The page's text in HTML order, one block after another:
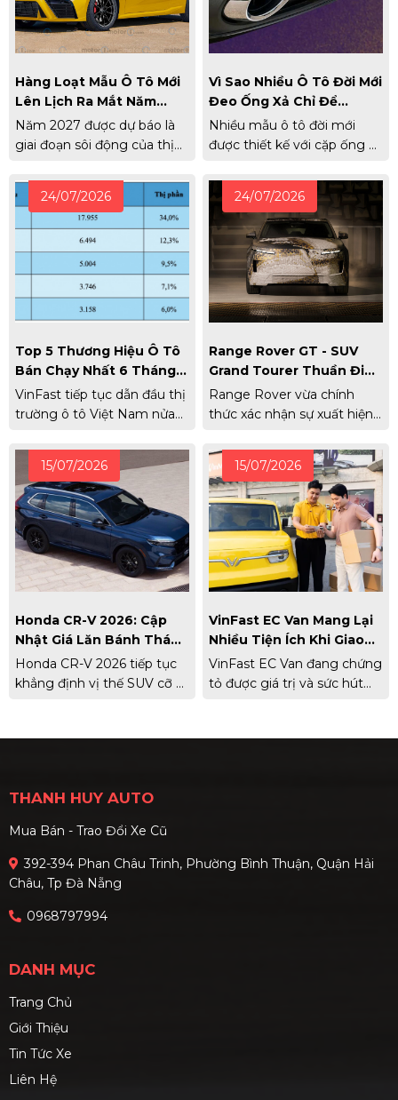
Hàng Loạt Mẫu Ô Tô Mới
Lên Lịch Ra Mắt Năm
2027
Năm 2027 được dự báo là
giai đoạn sôi động của thị
hàng loạt mẫu xe mới, từ xe
thể thao, SUV hybrid đến
bán tải điện. Nhiều cái tên
được quan tâm như Toyota
Celica hay Nissan Skyline
cũng sẽ trở lại.
Vì Sao Nhiều Ô Tô Đời Mới
Đeo Ống Xả Chỉ Để
Ngắm?
Nhiều mẫu ô tô đời mới
được thiết kế với cặp ống xả
nhưng khí thải thực tế lại
thoát ra từ ống xả giấu dưới
gầm. Vì sao nó lại được
thiết kế như vậy?
24/07/2026
Top 5 Thương Hiệu Ô Tô
Bán Chạy Nhất 6 Tháng
Đầu Năm 2026
VinFast tiếp tục dẫn đầu thị
trường ô tô Việt Nam nửa
vững vị trí thứ 2.
24/07/2026
Range Rover GT - SUV
Grand Tourer Thuần Điện
Đầu Tiên Của Thương
Hiệu Chính Thức Xuất
Range Rover vừa chính
thức xác nhận sự xuất hiện
xe thứ 5 trong gia đình
Range Rover.
15/07/2026
Honda CR-V 2026: Cập
Nhật Giá Lăn Bánh Tháng
7/2026 Và Đánh Giá
Thông Số Chi Tiết
Honda CR-V 2026 tiếp tục
khẳng định vị thế SUV cỡ C
toàn Honda Sensing. Cập
chuyên sâu các phiên bản.
15/07/2026
VinFast EC Van Mang Lại
Nhiều Tiện Ích Khi Giao
Hàng Khu Vực Nội Đô
VinFast EC Van đang chứng
tỏ được giá trị và sức hút
chuyên chở tốt, dễ xoay trở
THANH HUY AUTO
Mua Bán - Trao Đổi Xe Cũ
392-394 Phan Châu Trinh, Phường Bình Thuận, Quận Hải
Châu, Tp Đà Nẵng
0968797994
DANH MỤC
Trang Chủ
Giới Thiệu
Tin Tức Xe
Liên Hệ